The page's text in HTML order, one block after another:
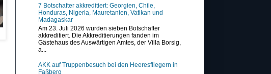
7 Botschafter akkreditiert: Georgien, Chile,
Honduras, Nigeria, Mauretanien, Vatikan und
Madagaskar
Am 23. Juli 2026 wurden sieben Botschafter
akkreditiert. Die Akkreditierungen fanden im
Gästehaus des Auswärtigen Amtes, der Villa Borsig,
a...
AKK auf Truppenbesuch bei den Heeresfliegern in
Faßberg